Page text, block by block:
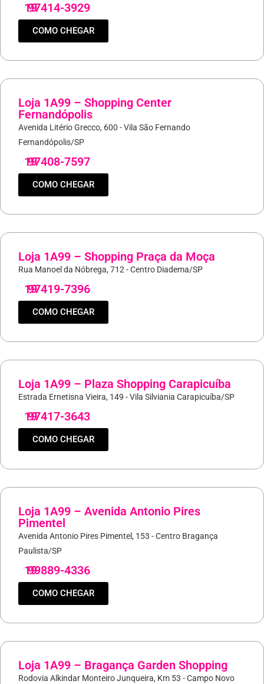
19
97414-3929
COMO CHEGAR
Loja 1A99 – Shopping Center
Fernandópolis
Avenida Litério Grecco, 600 - Vila São Fernando
Fernandópolis/SP
19
97408-7597
COMO CHEGAR
Loja 1A99 – Shopping Praça da Moça
Rua Manoel da Nóbrega, 712 - Centro Diadema/SP
19
97419-7396
COMO CHEGAR
Loja 1A99 – Plaza Shopping Carapicuíba
Estrada Ernetisna Vieira, 149 - Vila Silviania Carapicuíba/SP
19
97417-3643
COMO CHEGAR
Loja 1A99 – Avenida Antonio Pires
Pimentel
Avenida Antonio Pires Pimentel, 153 - Centro Bragança
Paulista/SP
19
99889-4336
COMO CHEGAR
Loja 1A99 – Bragança Garden Shopping
Rodovia Alkindar Monteiro Junqueira, Km 53 - Campo Novo